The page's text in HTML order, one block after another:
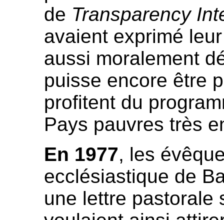
de Transparency
avaient exprimé
aussi moralement
puisse encore être
profitent du
Pays pauvres très
En 1977, les
ecclésiastique de
une lettre pastorale